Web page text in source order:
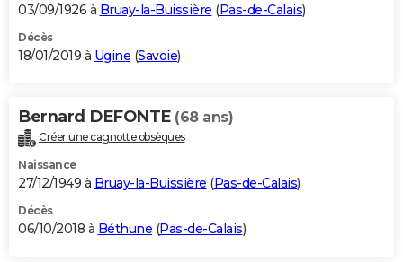
03/09/1926 à Bruay-la-Buissière (Pas-de-Calais)
Décès
18/01/2019 à Ugine (Savoie)
Bernard DEFONTE (68 ans)
Créer une cagnotte obsèques
Naissance
27/12/1949 à Bruay-la-Buissière (Pas-de-Calais)
Décès
06/10/2018 à Béthune (Pas-de-Calais)